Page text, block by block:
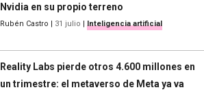
Nvidia en su propio terreno
Rubén Castro | 31 julio | Inteligencia artificial
Reality Labs pierde otros 4.600 millones en
un trimestre: el metaverso de Meta ya va